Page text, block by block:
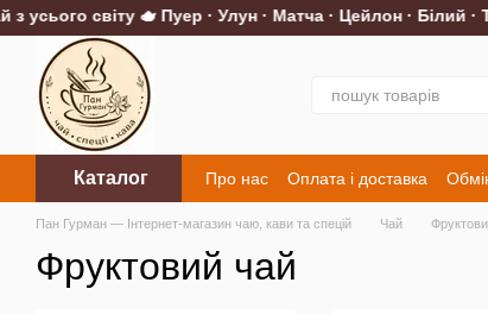
Перейти до основного контенту
світу 🫖 Пуер · Улун · Матча · Цейлон · Білий ·
Каталог Про нас Оплата і доставка
Контакти
Пан Гурман — Інтернет-магазин чаю, кави та спецій Чай
Фруктовий чай